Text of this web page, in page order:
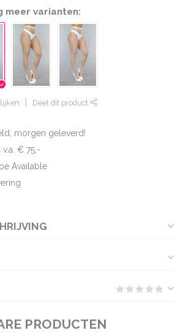
meer varianten:
Deel dit product
morgen geleverd!
€ 75,-
Available
PRODUCTEN